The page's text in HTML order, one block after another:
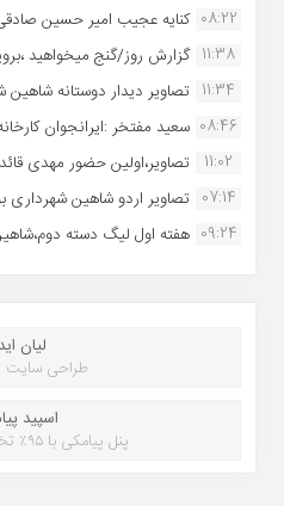
08:22 کنایه عجیب امیر حسین
11:38 گزارش روز/گنج میخواهید
11:34 تصاویر دیدار دوستانه
08:46 سعید مفتخر :ایرانجوان
11:02
تصاویر،اولین حضور مهدی
07:14 تصاویر اردو شاهین
09:24 هفته اول لیگ دسته
لیان
طراحی سایت
اسپید
پنل پیامکی با ۹۵٪ تخفیف خرید پنل